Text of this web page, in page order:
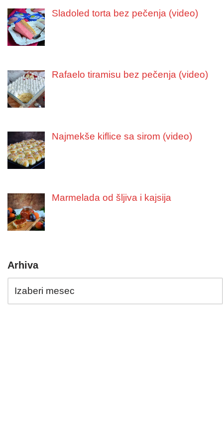
Sladoled torta bez pečenja (video)
Rafaelo tiramisu bez pečenja (video)
Najmekše kiflice sa sirom (video)
Marmelada od šljiva i kajsija
Arhiva